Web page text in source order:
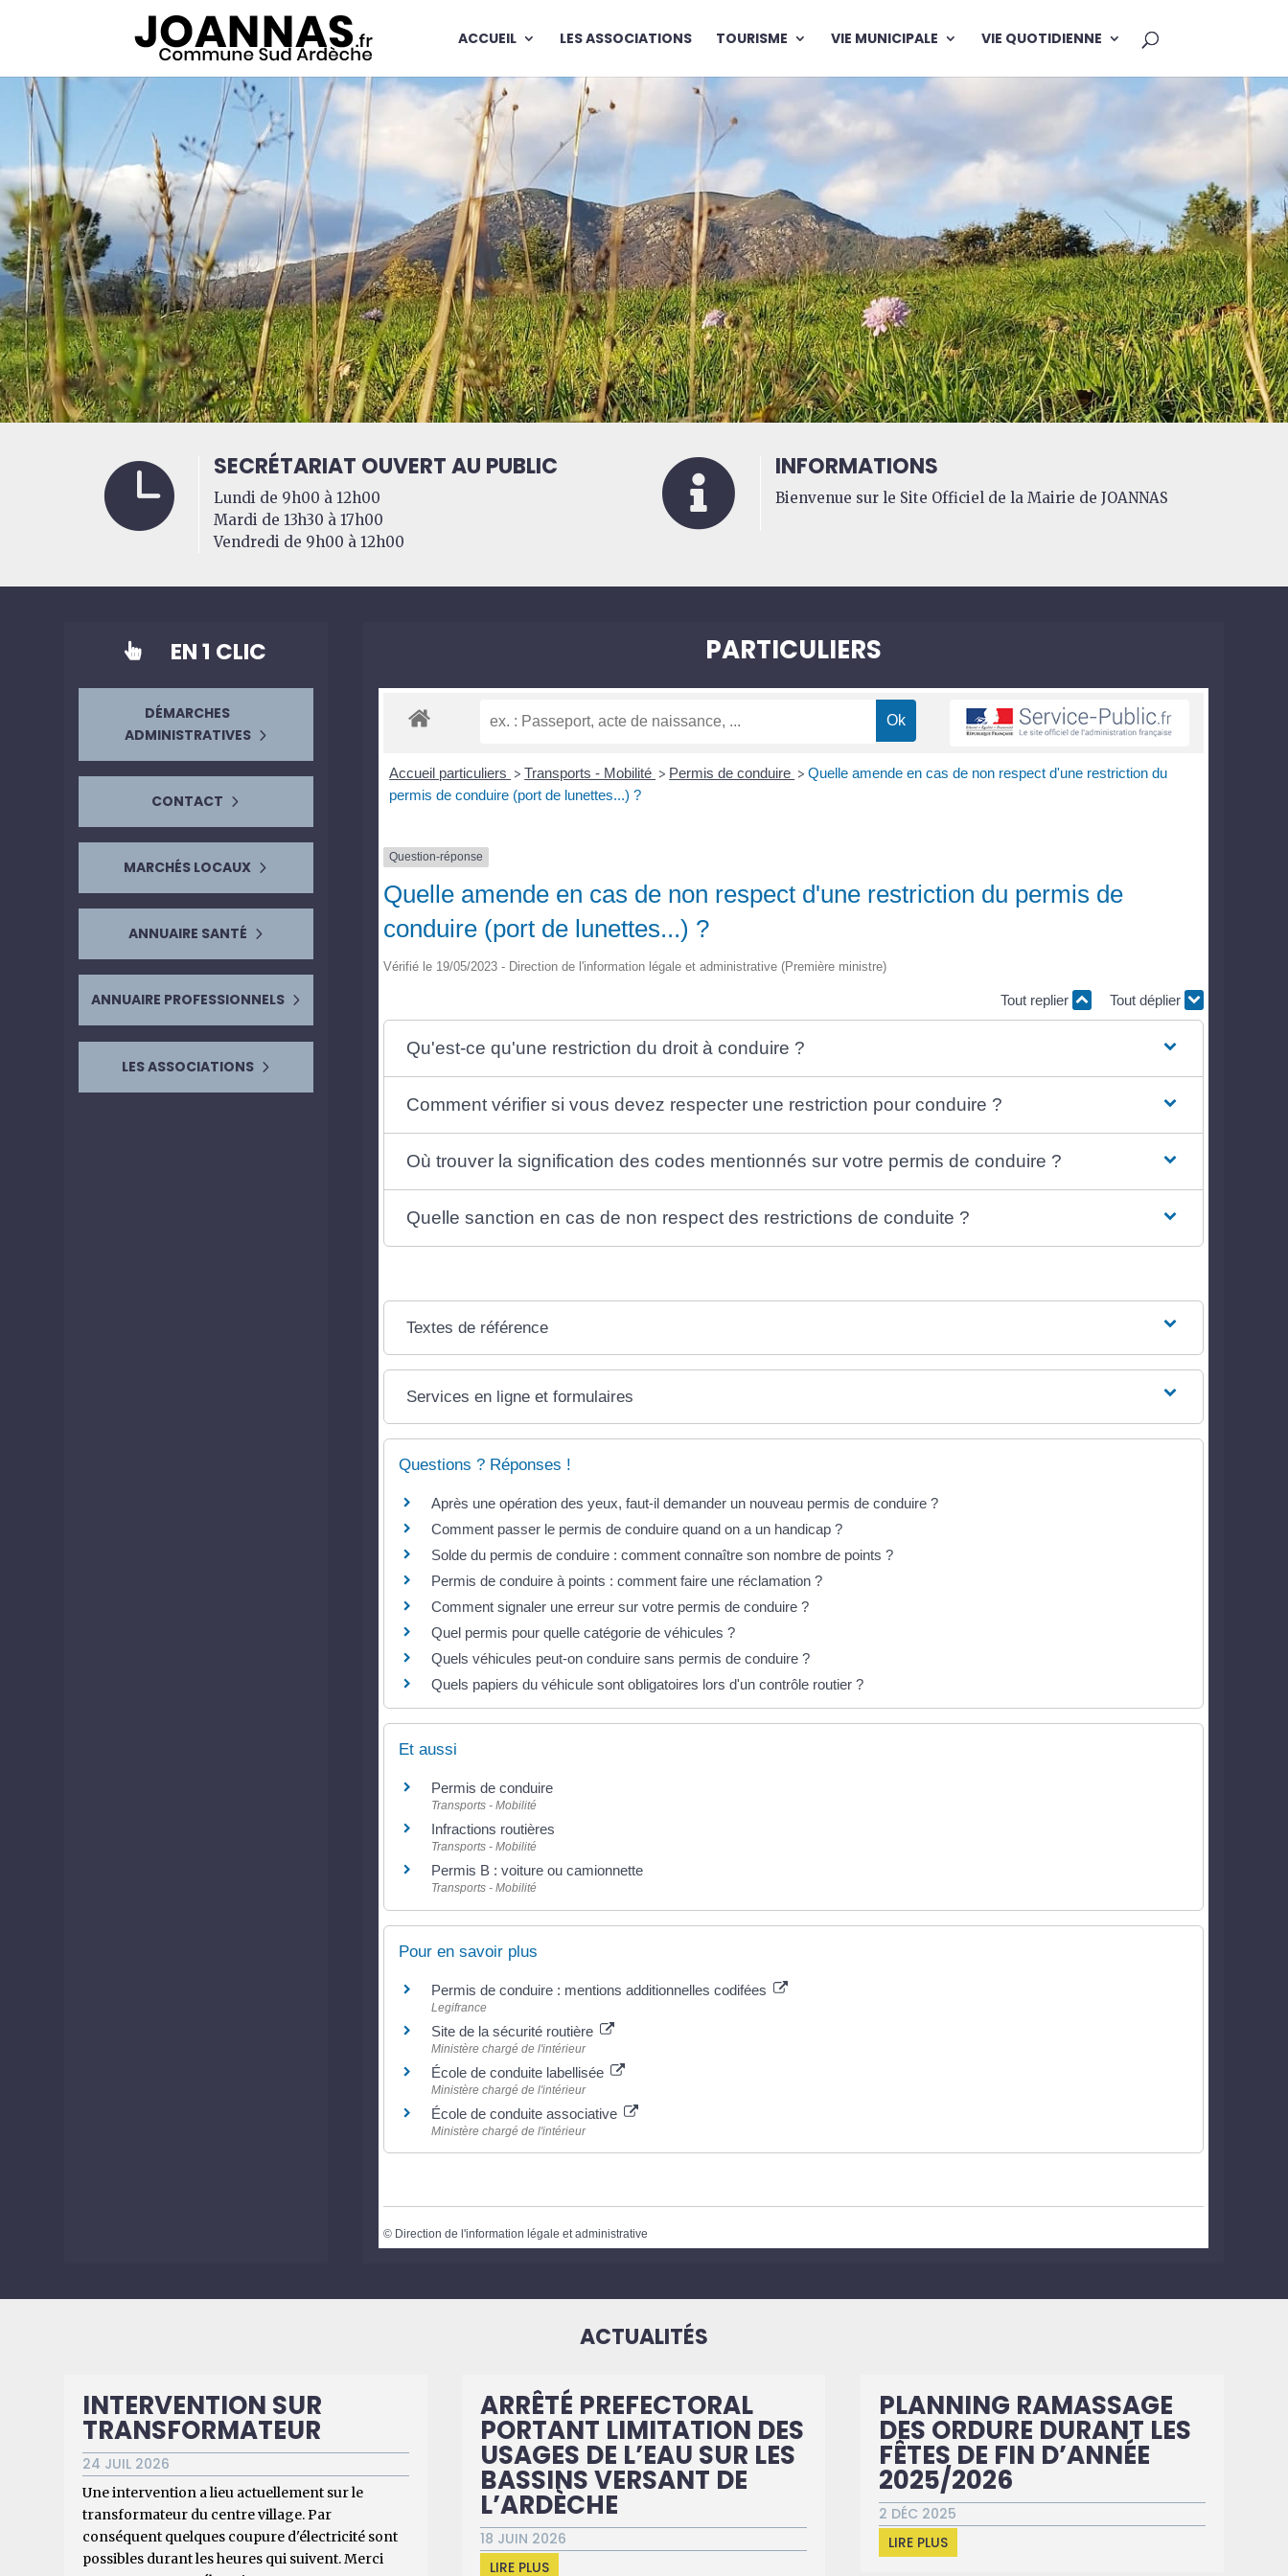
ACCUEIL LES ASSOCIATIONS TOURISME VIE MUNICIPALE VIE QUOTIDIENNE
 SECRÉTARIAT OUVERT AU PUBLIC
Lundi de 9h00 à 12h00
Mardi de 13h30 à 17h00
Vendredi de 9h00 à 12h00
 INFORMATIONS
Bienvenue sur le Site Officiel de la Mairie de JOANNAS
 EN 1 CLIC
DÉMARCHES
ADMINISTRATIVES
CONTACT
MARCHÉS LOCAUX
ANNUAIRE SANTÉ
ANNUAIRE PROFESSIONNELS
LES ASSOCIATIONS
PARTICULIERS
Accueil particuliers > Transports - Mobilité > Permis de conduire > Quelle amende en cas de non respect d'une restriction du
permis de conduire (port de lunettes...) ?
Question-réponse
Quelle amende en cas de non respect d'une restriction du permis de
conduire (port de lunettes...) ?
Vérifié le 19/05/2023 - Direction de l'information légale et administrative (Première ministre)
Tout replier Tout déplier
Qu'est-ce qu'une restriction du droit à conduire ?
Comment vérifier si vous devez respecter une restriction pour conduire ?
Où trouver la signification des codes mentionnés sur votre permis de conduire ?
Quelle sanction en cas de non respect des restrictions de conduite ?
Textes de référence
Services en ligne et formulaires
Questions ? Réponses !
Après une opération des yeux, faut-il demander un nouveau permis de conduire ?
Comment passer le permis de conduire quand on a un handicap ?
Solde du permis de conduire : comment connaître son nombre de points ?
Permis de conduire à points : comment faire une réclamation ?
Comment signaler une erreur sur votre permis de conduire ?
Quel permis pour quelle catégorie de véhicules ?
Quels véhicules peut-on conduire sans permis de conduire ?
Quels papiers du véhicule sont obligatoires lors d'un contrôle routier ?
Et aussi
Permis de conduire
Transports - Mobilité
Infractions routières
Transports - Mobilité
Permis B : voiture ou camionnette
Transports - Mobilité
Pour en savoir plus
Permis de conduire : mentions additionnelles codifées
Legifrance
Site de la sécurité routière
Ministère chargé de l'intérieur
École de conduite labellisée
Ministère chargé de l'intérieur
École de conduite associative
Ministère chargé de l'intérieur
© Direction de l'information légale et administrative
ACTUALITÉS
INTERVENTION SUR
TRANSFORMATEUR
24 JUIL 2026
Une intervention a lieu actuellement sur le
transformateur du centre village. Par
conséquent quelques coupure d'électricité sont
possibles durant les heures qui suivent. Merci
ARRÊTÉ PREFECTORAL
PORTANT LIMITATION DES
USAGES DE L’EAU SUR LES
BASSINS VERSANT DE
L’ARDÈCHE
18 JUIN 2026
LIRE PLUS
PLANNING RAMASSAGE
DES ORDURE DURANT LES
FÊTES DE FIN D’ANNÉE
2025/2026
2 DÉC 2025
LIRE PLUS